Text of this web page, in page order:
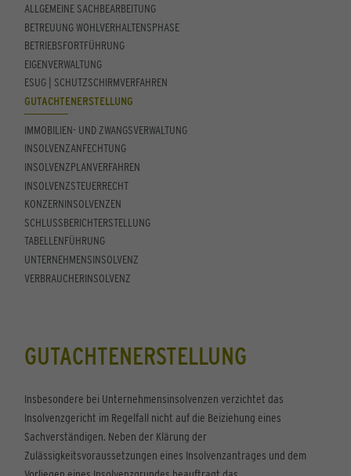
ALLGEMEINE SACHBEARBEITUNG
BETREUUNG WOHLVERHALTENSPHASE
BETRIEBSFORTFÜHRUNG
EIGENVERWALTUNG
ESUG | SCHUTZSCHIRMVERFAHREN
GUTACHTENERSTELLUNG
IMMOBILIEN- UND ZWANGSVERWALTUNG
INSOLVENZANFECHTUNG
INSOLVENZPLANVERFAHREN
INSOLVENZSTEUERRECHT
KONZERNINSOLVENZEN
SCHLUSSBERICHTERSTELLUNG
TABELLENFÜHRUNG
UNTERNEHMENSINSOLVENZ
VERBRAUCHERINSOLVENZ
GUTACHTENERSTELLUNG
Insbesondere bei Unternehmensinsolvenzen verzichtet das
Insolvenzgericht im Regelfall nicht auf die Beiziehung eines
Sachverständigen. Neben der Klärung der
Zulässigkeitsvoraussetzungen eines Insolvenzantrages und dem